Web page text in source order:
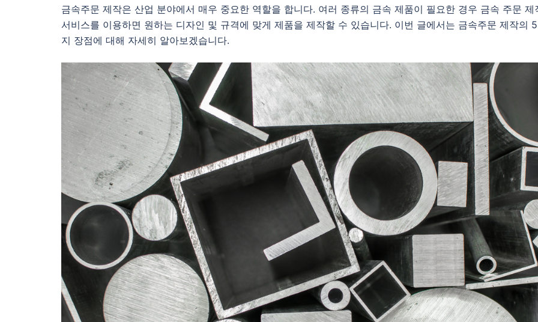
금속주문 제작은 산업 분야에서 매우 중요한 역할을 합니다. 여러 종류의 금속 제품이 필요한 경우 금속 주문 제
서비스를 이용하면 원하는 디자인 및 규격에 맞게 제품을 제작할 수 있습니다. 이번 글에서는 금속주문 제작의
지 장점에 대해 자세히 알아보겠습니다.